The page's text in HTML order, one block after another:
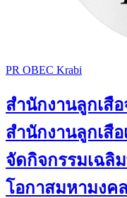
PR OBEC Krabi
สำนักงานลูกเสื
สำนักงานลูกเสื
จัดกิจกรรมเฉลิ
โอกาสมหามงค